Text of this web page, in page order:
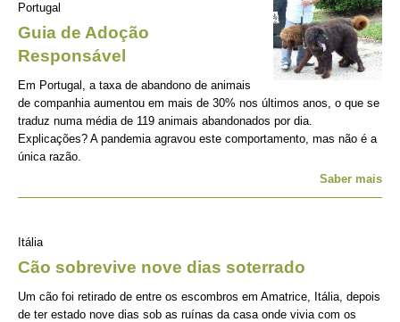
Portugal
Guia de Adoção
Responsável
Em Portugal, a taxa de abandono de animais
de companhia aumentou em mais de 30% nos últimos anos, o que se
traduz numa média de 119 animais abandonados por dia.
Explicações? A pandemia agravou este comportamento, mas não é a
única razão.
Saber mais
Itália
Cão sobrevive nove dias soterrado
Um cão foi retirado de entre os escombros em Amatrice, Itália, depois
de ter estado nove dias sob as ruínas da casa onde vivia com os